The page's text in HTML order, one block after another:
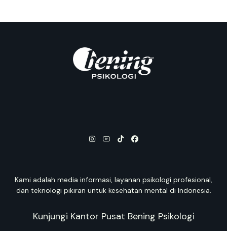
Kami adalah media informasi, layanan psikologi profesional,
dan teknologi pikiran untuk kesehatan mental di Indonesia.
Kunjungi Kantor Pusat Bening Psikologi